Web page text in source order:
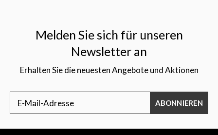
Melden Sie sich für unseren
Newsletter an
Erhalten Sie die neuesten Angebote und Aktionen
ABONNIEREN